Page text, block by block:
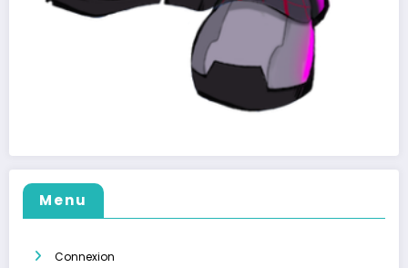
Menu
Connexion